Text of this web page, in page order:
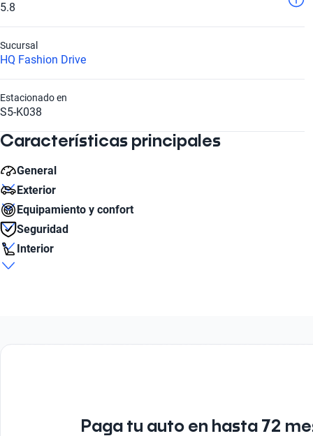
5.8
HQ Fashion Drive
Sucursal
S5-K038
Estacionado en
Características principales
General
4
5
Número de Velocidades
Exterior
4
Número de Puertas
Tipo de bulbo luz baja
Equipamiento y confort
Sí
Aire acondicionado
Seguridad
Cantidad de discos de freno
Interior
Paga tu auto en hasta 72